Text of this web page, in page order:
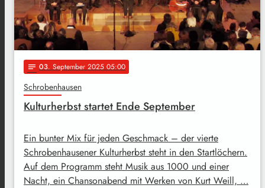
notes 03. September 2025 05:00
Schrobenhausen
Kulturherbst startet Ende September
Ein bunter Mix für jeden Geschmack – der vierte
Schrobenhausener Kulturherbst steht in den Startlöchern.
Auf dem Programm steht Musik aus 1000 und einer
Nacht, ein Chansonabend mit Werken von Kurt Weill, …